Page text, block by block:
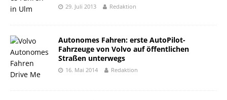
29. Juli 2013 Redaktion
Autonomes Fahren: erste AutoPilot-
Fahrzeuge von Volvo auf öffentlichen
Straßen unterwegs
16. Mai 2014 Redaktion